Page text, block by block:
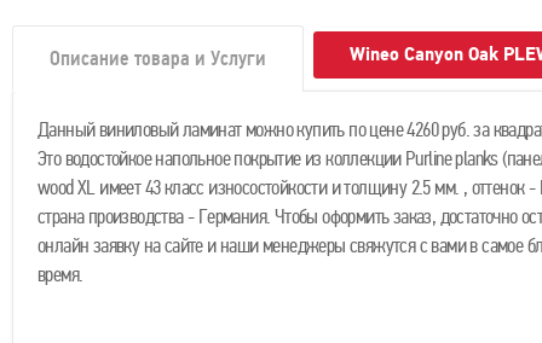
Описание товара и Услуги Wineo Canyon Oak
Данный виниловый ламинат можно купить по цене 4260 руб. за
Это водостойкое напольное покрытие из коллекции Purline planks
wood XL имеет 43 класс износостойкости и толщину 2.5 мм. , оттенок
страна производства - Германия. Чтобы оформить заказ, достаточно
онлайн заявку на сайте и наши менеджеры свяжутся с вами в самое
время.